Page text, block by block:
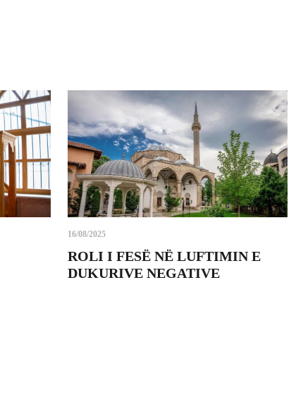
16/08/2025
ROLI I FESË NË LUFTIMIN E
DUKURIVE NEGATIVE